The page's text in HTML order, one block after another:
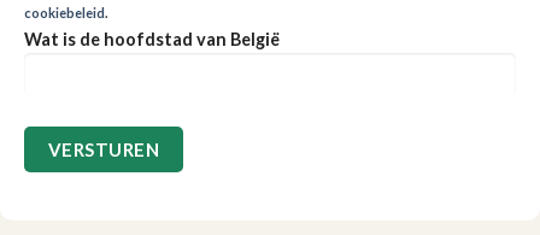
cookiebeleid.
Wat is de hoofdstad van België